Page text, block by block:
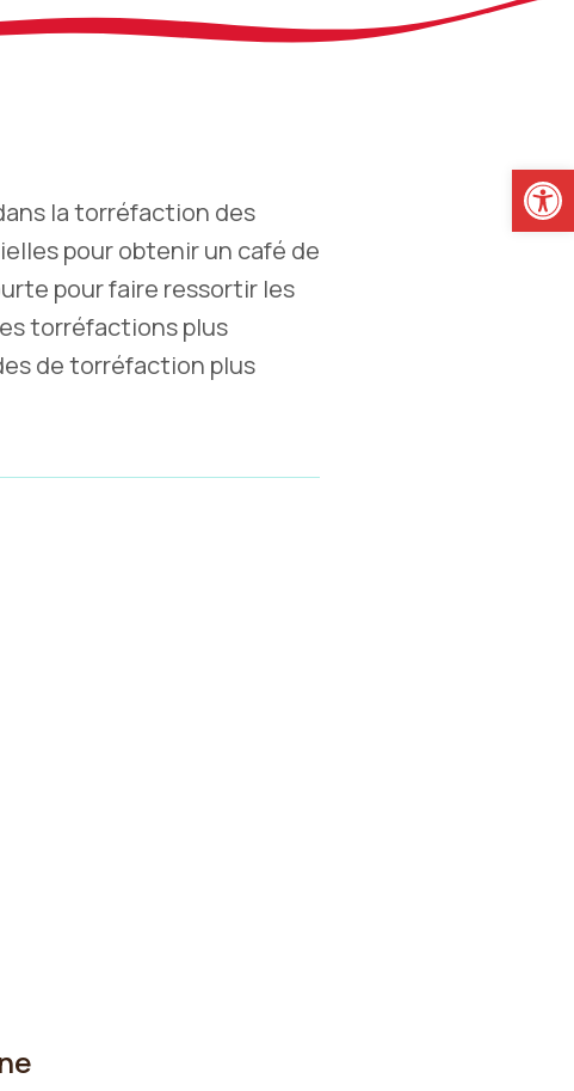
Ouvrir
la torréfaction des
pour obtenir un café de
pour faire ressortir les
torréfactions plus
de torréfaction plus